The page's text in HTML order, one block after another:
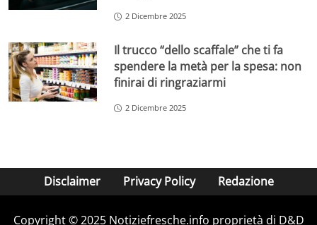
2 Dicembre 2025
Il trucco “dello scaffale” che ti fa
spendere la metà per la spesa: non
finirai di ringraziarmi
2 Dicembre 2025
Disclaimer Privacy Policy Redazione
Copyright © 2025 Notiziefresche.info proprietà di D&D